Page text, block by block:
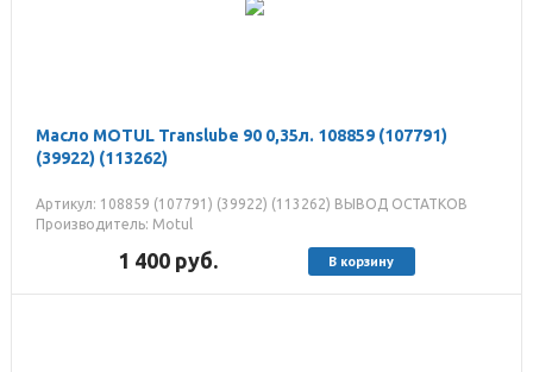
Масло MOTUL Translube 90 0,35л. 108859 (107791)
(39922) (113262)
Артикул: 108859 (107791) (39922) (113262) ВЫВОД ОСТАТКОВ
Производитель: Motul
1 400 руб. В корзину